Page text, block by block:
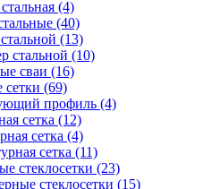
(4)
(40)
(13)
стальной (10)
сваи (16)
(69)
профиль (4)
сетка (12)
сетка (4)
сетка (11)
стеклосетки (23)
стеклосетки (15)